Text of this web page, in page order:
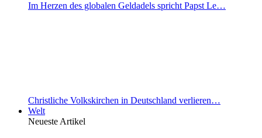
Im Herzen des globalen Geldadels spricht Papst Le…
Christliche Volkskirchen in Deutschland verlieren…
Welt
Neueste Artikel